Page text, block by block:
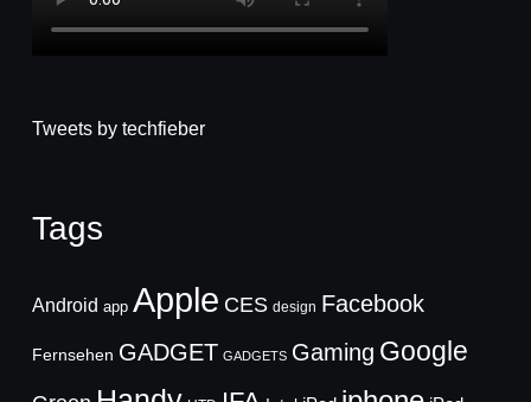
Tweets by techfieber
Tags
Android app Apple CES design Facebook
Fernsehen GADGET GADGETS Gaming Google